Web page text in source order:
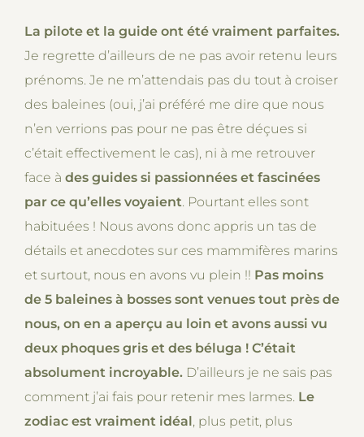
La pilote et la guide ont été vraiment parfaites.
Je regrette d’ailleurs de ne pas avoir retenu leurs
prénoms. Je ne m’attendais pas du tout à croiser
des baleines (oui, j’ai préféré me dire que nous
n’en verrions pas pour ne pas être déçues si
c’était effectivement le cas), ni à me retrouver
face à des guides si passionnées et fascinées
par ce qu’elles voyaient. Pourtant elles sont
habituées ! Nous avons donc appris un tas de
détails et anecdotes sur ces mammifères marins
et surtout, nous en avons vu plein !! Pas moins
de 5 baleines à bosses sont venues tout près de
nous, on en a aperçu au loin et avons aussi vu
deux phoques gris et des béluga ! C’était
absolument incroyable. D’ailleurs je ne sais pas
comment j’ai fais pour retenir mes larmes. Le
zodiac est vraiment idéal , plus petit, plus